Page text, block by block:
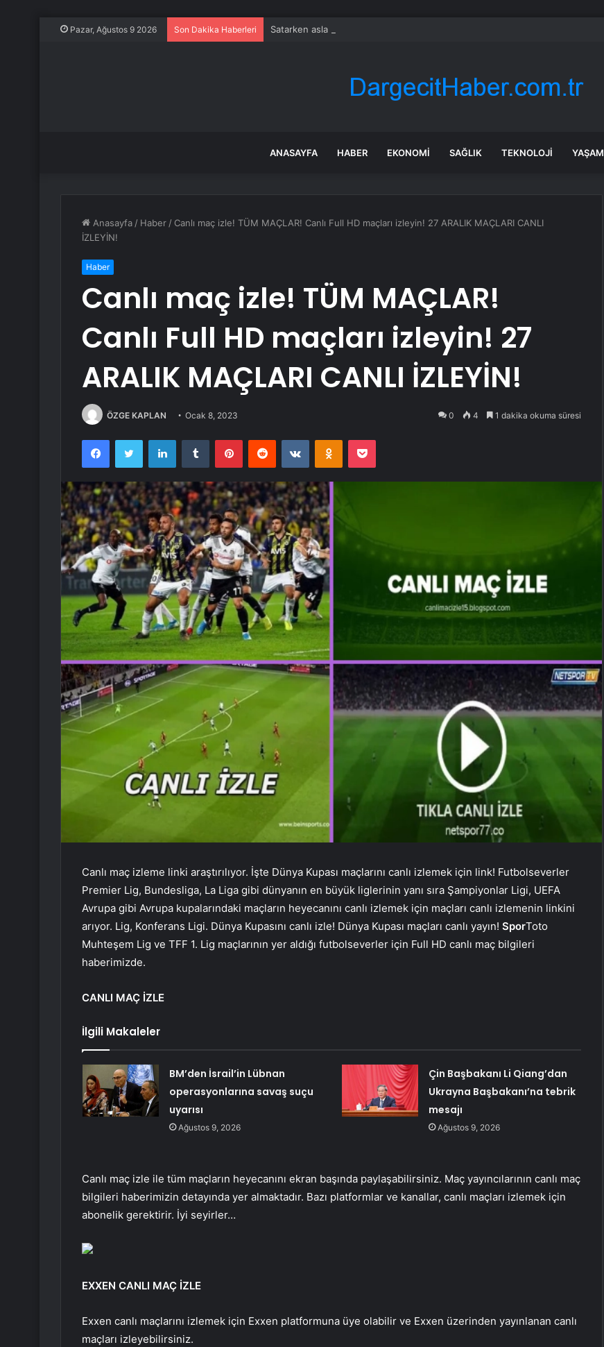
Pazar, Ağustos 9 2026 Son Dakika Haberleri Satarken asla zarar ettirmeyen ikinci el araçlar
ANASAYFA HABER EKONOMI SAĞLIK TEKNOLOJI YAŞAM
Anasayfa / Haber / Canlı maç izle! TÜM MAÇLAR! Canlı Full HD maçları izleyin! 27 ARALIK MAÇLARI CANLI
İZLEYİN!
Haber
Canlı maç izle! TÜM MAÇLAR!
Canlı Full HD maçları izleyin! 27
ARALIK MAÇLARI CANLI İZLEYİN!
ÖZGE KAPLAN Ocak 8, 2023 0 4 1 dakika okuma süresi
FacebookTwitter LinkedInTumblr PinterestReddit VKontakteOdnoklassniki
Pocket
Canlı maç izleme linki araştırılıyor. İşte Dünya Kupası maçlarını canlı izlemek için link! Futbolseverler
Premier Lig, Bundesliga, La Liga gibi dünyanın en büyük liglerinin yanı sıra Şampiyonlar Ligi, UEFA
Avrupa gibi Avrupa kupalarındaki maçların heyecanını canlı izlemek için maçları canlı izlemenin linkini
arıyor. Lig, Konferans Ligi. Dünya Kupasını canlı izle! Dünya Kupası maçları canlı yayın! SporToto
Muhteşem Lig ve TFF 1. Lig maçlarının yer aldığı futbolseverler için Full HD canlı maç bilgileri
haberimizde.
CANLI MAÇ İZLE
İlgili Makaleler
BM’den İsrail’in Lübnan
operasyonlarına savaş suçu
uyarısı
Ağustos 9, 2026
Çin Başbakanı Li Qiang’dan
Ukrayna Başbakanı’na tebrik
mesajı
Ağustos 9, 2026
Canlı maç izle ile tüm maçların heyecanını ekran başında paylaşabilirsiniz. Maç yayıncılarının canlı maç
bilgileri haberimizin detayında yer almaktadır. Bazı platformlar ve kanallar, canlı maçları izlemek için
abonelik gerektirir. İyi seyirler…
EXXEN CANLI MAÇ İZLE
Exxen canlı maçlarını izlemek için Exxen platformuna üye olabilir ve Exxen üzerinden yayınlanan canlı
maçları izleyebilirsiniz.